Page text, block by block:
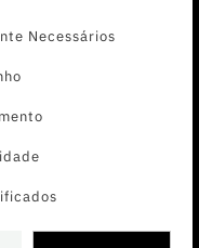
Mail de Concursos
2026
para o
e Informação
para fins
Necessários